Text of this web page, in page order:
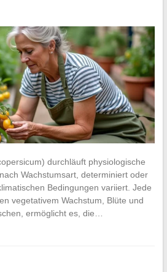
durchläuft physiologische
Wachstumsart, determiniert oder
Bedingungen variiert. Jede
vegetativem Wachstum, Blüte und
ermöglicht es, die…